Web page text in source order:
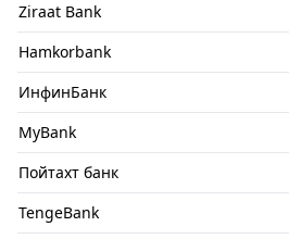
Ziraat Bank
Hamkorbank
ИнфинБанк
MyBank
Пойтахт банк
TengeBank